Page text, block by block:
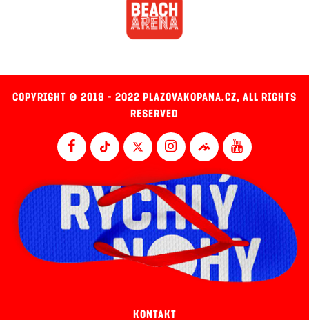
COPYRIGHT © 2018 - 2022 PLAZOVAKOPANA.CZ, ALL RIGHTS
RESERVED
KONTAKT